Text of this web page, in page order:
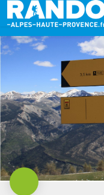
Sommet du Puy de Rent
Au